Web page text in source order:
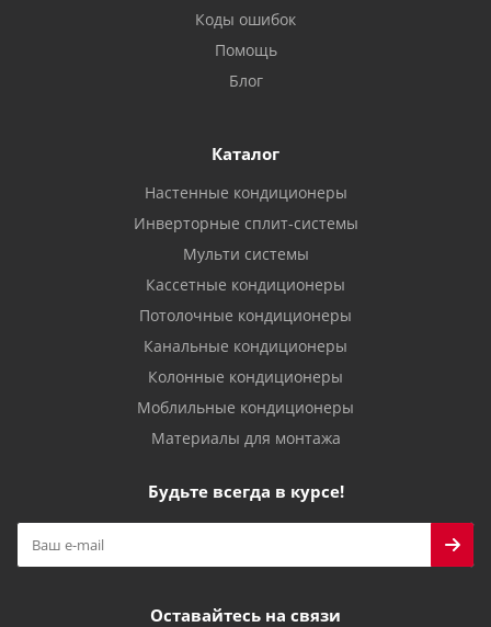
Коды ошибок
Помощь
Блог
Каталог
Настенные кондиционеры
Инверторные сплит-системы
Мульти системы
Кассетные кондиционеры
Потолочные кондиционеры
Канальные кондиционеры
Колонные кондиционеры
Моблильные кондиционеры
Материалы для монтажа
Будьте всегда в курсе!
Оставайтесь на связи